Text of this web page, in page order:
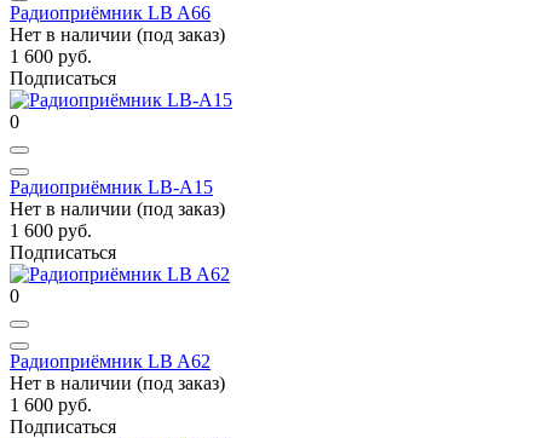
Радиоприёмник LB A66
Нет в наличии (под заказ)
1 600 руб.
Подписаться
0
Радиоприёмник LB-A15
Нет в наличии (под заказ)
1 600 руб.
Подписаться
0
Радиоприёмник LB A62
Нет в наличии (под заказ)
1 600 руб.
Подписаться